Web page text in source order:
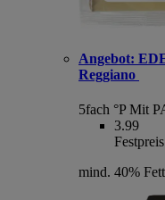
Angebot:
Reggiano
5fach °P Mit
3.99
mind. 40%